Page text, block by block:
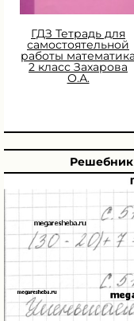
ГДЗ Тетрадь для
самостоятельной
работы математика
2 класс Захарова
О.А.
Решебник